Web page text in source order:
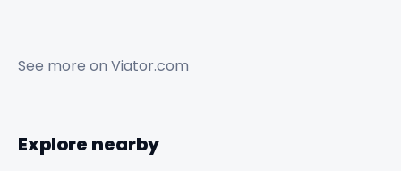
See more on Viator.com
Explore nearby